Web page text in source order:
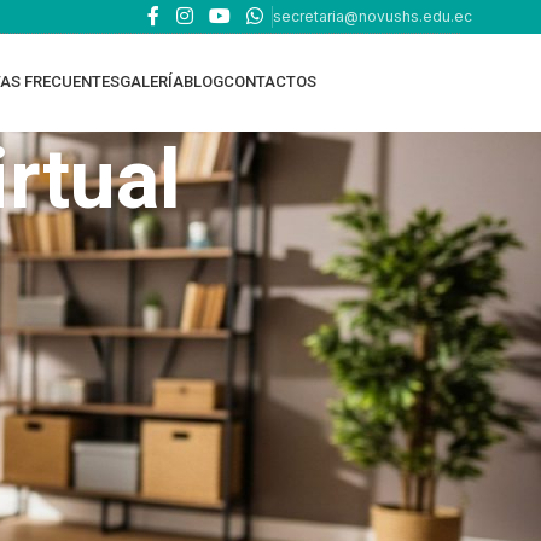
secretaria@novushs.edu.ec
FRECUENTESGALERÍABLOGCONTACTOS
TOP RATED PRODUCTS
EDUCACIÓN ONLINE
EDUCACIÓN EN CASA -
HOMESCHOOL Oferta
Académica y requisitos